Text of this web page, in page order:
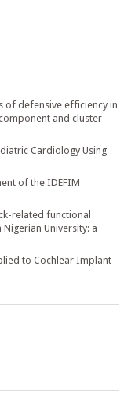
of defensive efficiency in
and cluster
Cardiology Using
of the IDEFIM
related functional
University: a
to Cochlear Implant